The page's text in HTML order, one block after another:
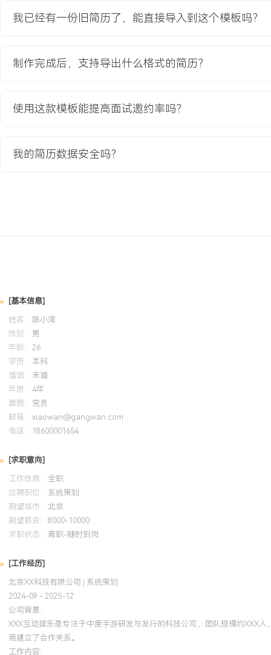
4.项目成果作为公司新人培训案例，支撑了后续一个正式卡牌项目的
教育背景
GPA X.XX/X.X（专业前XX%），主修游戏设计原理、用户体验分析
包含XXX个关卡的完整文档，项目获评优秀。
培训经历
2024-09
系统学习了游戏系统策划、数值平衡与关卡设计的核心方法论。将
与体验分析框架应用于实习期的日常活动设计，明确了活动的分层
使该功能次日留存率高于项目平均值。认证知识体系为后续工作提
我已经有一份旧简历了，能直接导入到这个模板吗？
制作完成后，支持导出什么格式的简历？
使用这款模板能提高面试邀约率吗？
我的简历数据安全吗？
[基本信息]
姓名：
陈小湾
性别： 男
年龄： 26
学历： 本科
婚姻： 未婚
年限： 4年
面貌： 党员
邮箱： xiaowan@gangwan.com
电话：
18600001654
[求职意向]
工作性质： 全职
应聘职位： 系统策划
期望城市： 北京
期望薪资： 8000-10000
求职状态： 离职-随时到岗
[工作经历]
北京XX科技有限公司 | 系统策划
2024-09 - 2025-12
公司背景：
XXX互动娱乐是专注于中度手游研发与发行的科技公司，团队规模约XXX
商建立了合作关系。
工作内容：